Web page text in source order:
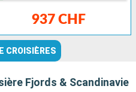
937 CHF
CROISIÈRES
Fjords & Scandinavie